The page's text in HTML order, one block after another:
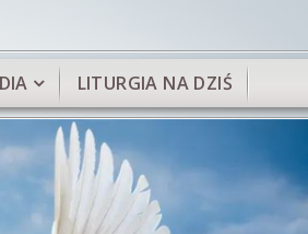
LITURGIA NA DZIŚ